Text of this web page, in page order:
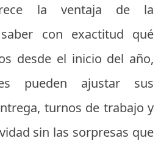
la ventaja de la
con exactitud qué
desde el inicio del año,
pueden ajustar sus
turnos de trabajo y
sin las sorpresas que